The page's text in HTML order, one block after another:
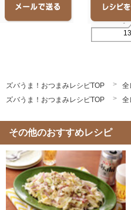
ズバうま！おつまみレシピTOP 全
ズバうま！おつまみレシピTOP
全
その他のおすすめレシピ